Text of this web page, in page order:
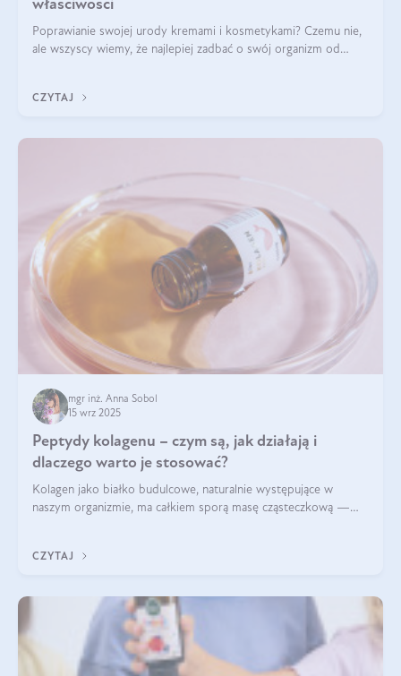
właściwości
Poprawianie swojej urody kremami i kosmetykami? Czemu nie,
ale wszyscy wiemy, że najlepiej zadbać o swój organizm od
wysokiej jakości suplem
CZYTAJ
mgr inż. Anna Sobol
15 wrz 2025
Peptydy kolagenu – czym są, jak działają i
dlaczego warto je stosować?
Kolagen jako białko budulcowe, naturalnie występujące w
naszym organizmie, ma całkiem sporą masę cząsteczkową —
bardziej biodostępny
CZYTAJ